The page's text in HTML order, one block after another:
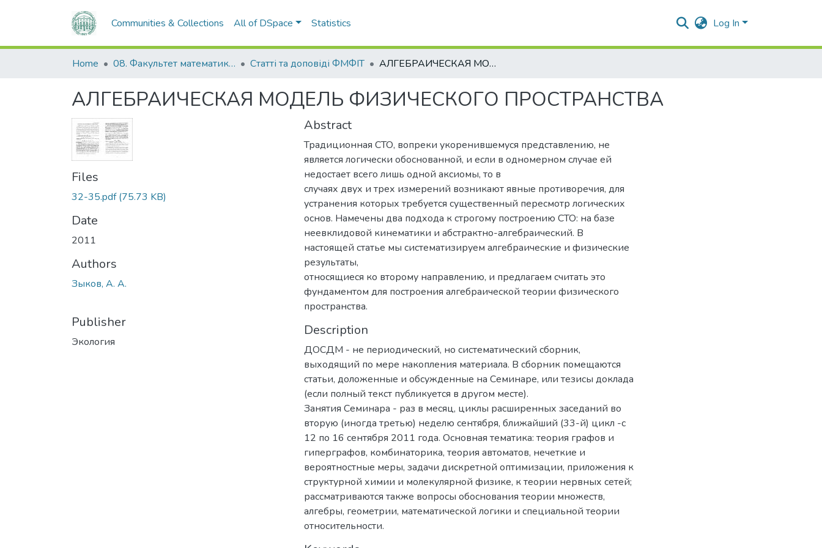
Communities & Collections All of DSpace Statistics Log In
Home 08. Факультет математики, фізики та інформаційних технологій Статті та доповіді ФМФІТ АЛГЕБРАИЧЕСКАЯ МОДЕЛЬ ФИЗИЧЕСКОГО ПРОСТРАНСТВА
АЛГЕБРАИЧЕСКАЯ МОДЕЛЬ ФИЗИЧЕСКОГО ПРОСТРАНСТВА
Files
32-35.pdf(75.73 KB)
Date
2011
Authors
Зыков, А. А.
Publisher
Экология
Abstract
Традиционная СТО, вопреки укоренившемуся представлению, не
является логически обоснованной, и если в одномерном случае ей
недостает всего лишь одной аксиомы, то в
случаях двух и трех измерений возникают явные противоречия, для
устранения которых требуется существенный пересмотр логических
основ. Намечены два подхода к строгому построению СТО: на базе
неевклидовой кинематики и абстрактно-алгебраический. В
настоящей статье мы систематизируем алгебраические и физические
результаты,
относящиеся ко второму направлению, и предлагаем считать это
фундаментом для построения алгебраической теории физического
пространства.
Description
ДОСДМ - не периодический, но систематический сборник,
выходящий по мере накопления материала. В сборник помещаются
статьи, доложенные и обсужденные на Семинаре, или тезисы доклада
(если полный текст публикуется в другом месте).
Занятия Семинара - раз в месяц, циклы расширенных заседаний во
вторую (иногда третью) неделю сентября, ближайший (33-й) цикл -с
12 по 16 сентября 2011 года. Основная тематика: теория графов и
гиперграфов, комбинаторика, теория автоматов, нечеткие и
вероятностные меры, задачи дискретной оптимизации, приложения к
структурной химии и молекулярной физике, к теории нервных сетей;
рассматриваются также вопросы обоснования теории множеств,
алгебры, геометрии, математической логики и специальной теории
относительности.